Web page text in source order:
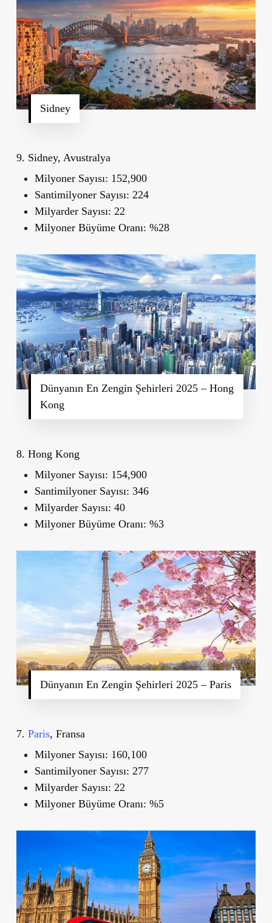
Sidney
9. Sidney, Avustralya
Milyoner Sayısı: 152,900
Santimilyoner Sayısı: 224
Milyarder Sayısı: 22
Milyoner Büyüme Oranı: %28
Dünyanın En Zengin Şehirleri 2025 – Hong
Kong
8. Hong Kong
Milyoner Sayısı: 154,900
Santimilyoner Sayısı: 346
Milyarder Sayısı: 40
Milyoner Büyüme Oranı: %3
Dünyanın En Zengin Şehirleri 2025 – Paris
7. Paris, Fransa
Milyoner Sayısı: 160,100
Santimilyoner Sayısı: 277
Milyarder Sayısı: 22
Milyoner Büyüme Oranı: %5